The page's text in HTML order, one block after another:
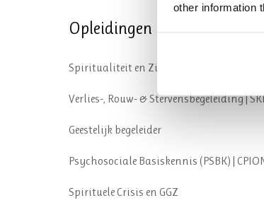
other information
Opleidingen
Spiritualiteit en Zingeving | SKB – SKGV
Verlies-, Rouw- & Stervensbegeleiding |
Geestelijk begeleider
Psychosociale Basiskennis (PSBK) |
Spirituele Crisis en GGZ